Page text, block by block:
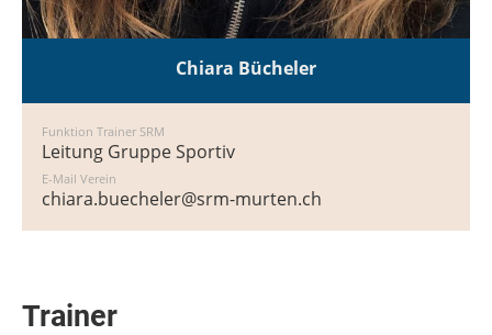
Chiara Bücheler
Funktion Trainer SRM
Leitung Gruppe Sportiv
E-Mail Verein
chiara.buecheler@srm-murten.ch
Trainer